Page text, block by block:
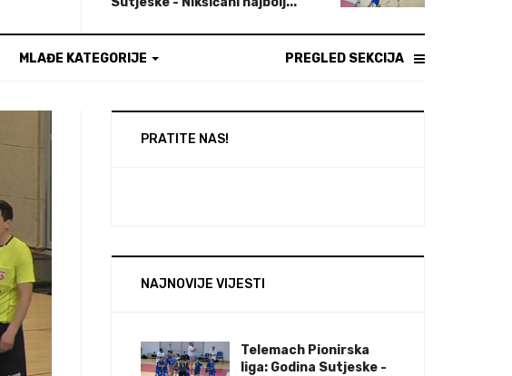
MLAĐE KATEGORIJE PREGLED SEKCIJA
PRATITE NAS!
NAJNOVIJE VIJESTI
Telemach Pionirska
liga: Godina Sutjeske -